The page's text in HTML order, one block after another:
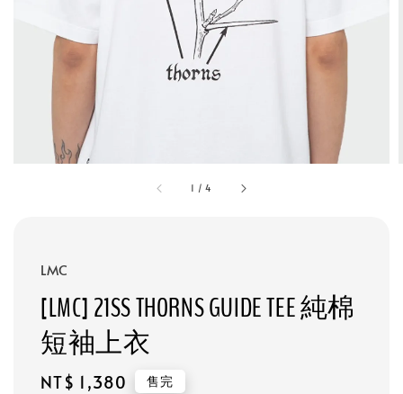
1 /4
LMC
[LMC] 21SS THORNS GUIDE TEE 純棉
短袖上衣
Regular
NT$ 1,380 售完